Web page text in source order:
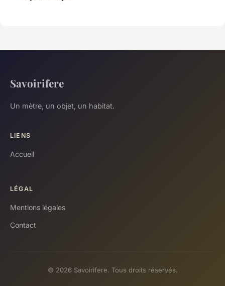
Savoirifere
Un mètre, un objet, un habitat.
LIENS
Accueil
LÉGAL
Mentions légales
Contact
© 2026 Savoirifere. Tous droits réservés.